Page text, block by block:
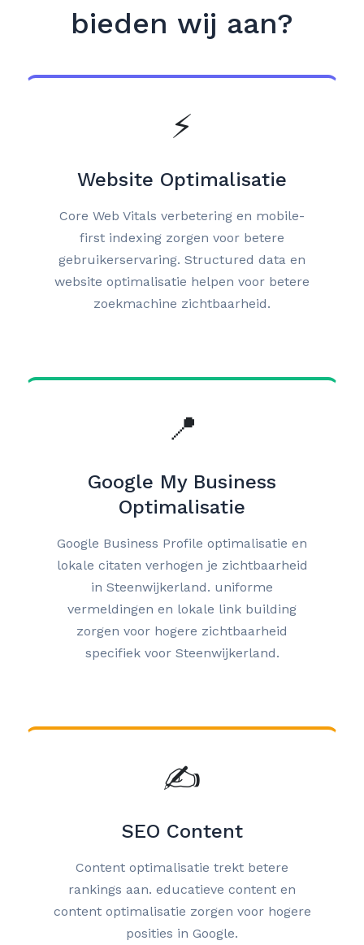
bieden wij aan?
⚡
Website Optimalisatie
Core Web Vitals verbetering en mobile-
first indexing zorgen voor betere
gebruikerservaring. Structured data en
website optimalisatie helpen voor betere
zoekmachine zichtbaarheid.
📍
Google My Business
Optimalisatie
Google Business Profile optimalisatie en
lokale citaten verhogen je zichtbaarheid
in Steenwijkerland. uniforme
vermeldingen en lokale link building
zorgen voor hogere zichtbaarheid
specifiek voor Steenwijkerland.
✍️
SEO Content
Content optimalisatie trekt betere
rankings aan. educatieve content en
content optimalisatie zorgen voor hogere
posities in Google.